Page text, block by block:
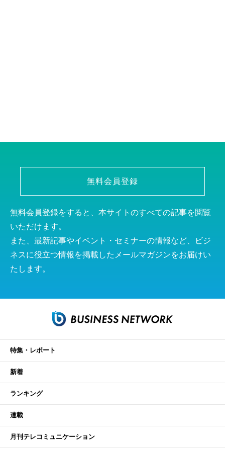
無料会員登録
無料会員登録をすると、本サイトのすべての記事を閲覧
いただけます。
また、最新記事やイベント・セミナーの情報など、ビジ
ネスに役立つ情報を掲載したメールマガジンをお届けい
たします。
特集・レポート
新着
ランキング
連載
月刊テレコミュニケーション